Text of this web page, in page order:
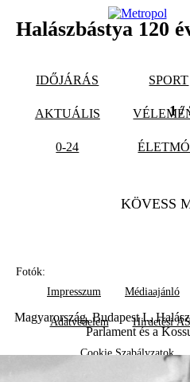
Halászbástya 120
1 /
Fotók:
Magyarország, Budapest I.,
Parlament és a
IDŐJÁRÁS SPORT
AKTUÁLIS
0-24
KÖVESS
Impresszum Médiaajánló
Adatvédelem Hirdetési
Cookie Szabályzatok